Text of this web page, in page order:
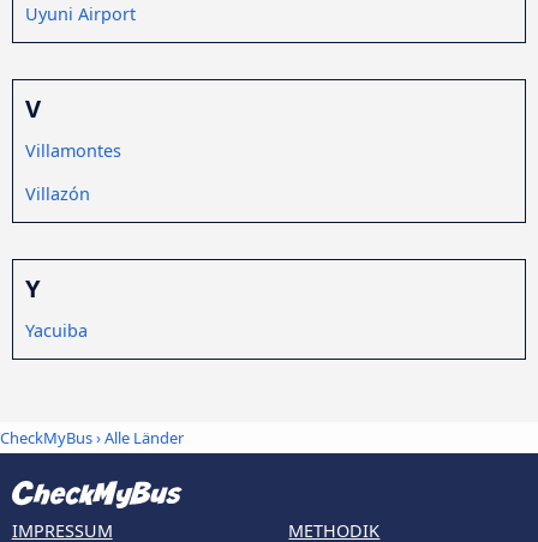
Uyuni Airport
V
Villamontes
Villazón
Y
Yacuiba
CheckMyBus›Alle Länder
IMPRESSUM METHODIK